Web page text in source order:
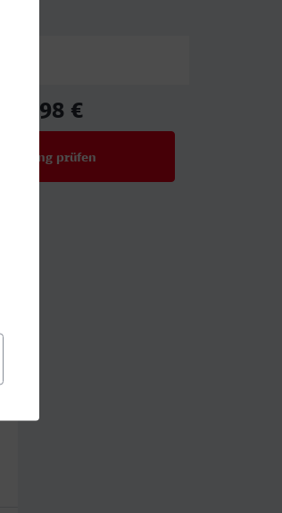
65,98 €
prüfen